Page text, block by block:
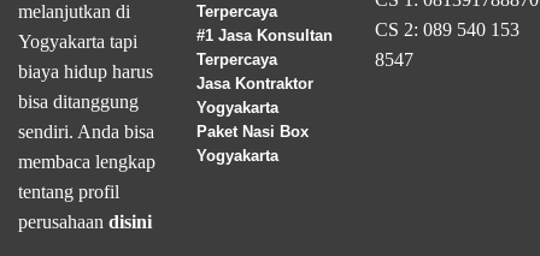
melanjutkan di
Yogyakarta tapi
biaya hidup harus
bisa ditanggung
sendiri. Anda bisa
membaca lengkap
tentang profil
perusahaan disini
Terpercaya
#1 Jasa Konsultan
Terpercaya
Jasa Kontraktor
Yogyakarta
Paket Nasi Box
Yogyakarta
CS 2: 089 540 153
8547